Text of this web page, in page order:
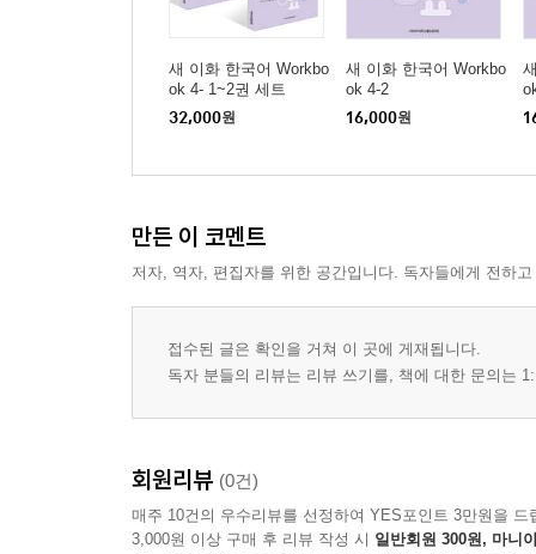
10단원 날씨와 계절
11단원 교통
문법 설명
듣기 지문 및 정답
머리말
Workbook 구성과 사용법
1단원 학교생활
2단원 일상생활
새 이화 한국어 Workbo
ok 4- 1~2권 세트
32,000원
새 이화 한국어 Workbo
ok 4-2
16,000원
만든 이 코멘트
저자, 역자, 편집자를 위한 공간입니다. 독자들에게 전하
접수된 글은 확인을 거쳐 이 곳에 게재됩니다.
독자 분들의 리뷰는 리뷰 쓰기를, 책에 대한 문의는
회원리뷰 (0건)
매주 10건의 우수리뷰를 선정하여 YES포인트 3만원을 드
3,000원 이상 구매 후 리뷰 작성 시 일반회원 300원, 마니